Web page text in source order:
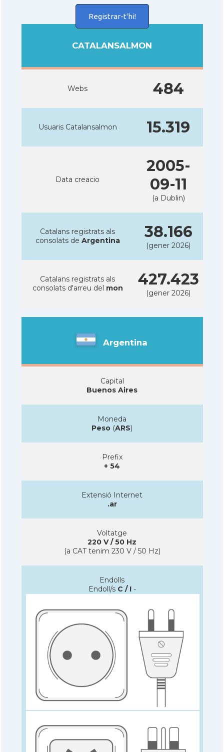
Registrar-t'hi!
CATALANSALMON
Webs 484
Usuaris Catalansalmon 15.319
Data creacio
2005-
09-11
(a Dublin)
Catalans registrats als
consolats de Argentina 38.166
(gener 2026)
Catalans registrats als
consolats d'arreu del mon 427.423
(gener 2026)
Argentina
Capital
Buenos Aires
Moneda
Peso (ARS)
Prefix
+ 54
Extensió Internet
.ar
Voltatge
220 V / 50 Hz
(a CAT tenim 230 V / 50 Hz)
Endolls
Endoll/s C / I-